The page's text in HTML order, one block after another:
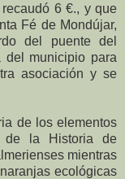
6 €., y que
Fé de Mondújar,
del puente del
del municipio para
asociación y se
de los elementos
de la Historia de
mientras
ecológicas